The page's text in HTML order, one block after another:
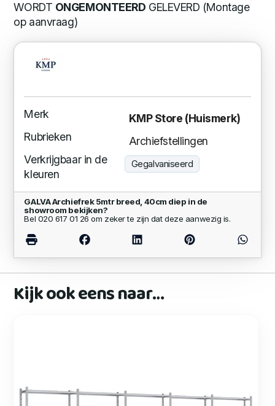
WORDT ONGEMONTEERD GELEVERD (Montage
op aanvraag)
Merk
KMP Store (Huismerk)
Rubrieken
Archiefstellingen
Verkrijgbaar in de
kleuren
Gegalvaniseerd
GALVA Archiefrek 5mtr breed, 40cm diep in de
showroom bekijken?
Bel 020 617 01 26 om zeker te zijn dat deze aanwezig is.
Kijk ook eens naar…